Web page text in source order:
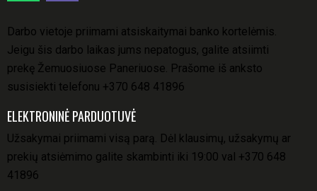
Darbo vietoje priimami atsiskaitymai banko kortelėmis.
Jeigu šis darbo laikas jums nepatogus, galite atsiimti
prekę Žemuosiuose Paneriuose. Prašome iš anksto
susisiekti telefonu +370 648 41896
ELEKTRONINĖ PARDUOTUVĖ
Užsakymai priimami visą parą. Dėl klausimų, užsakymų ar
prekių atsiėmimo galite skambinti iki 19:00 val +370 648
41896